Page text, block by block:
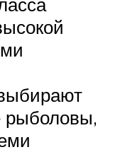
рыболовы,